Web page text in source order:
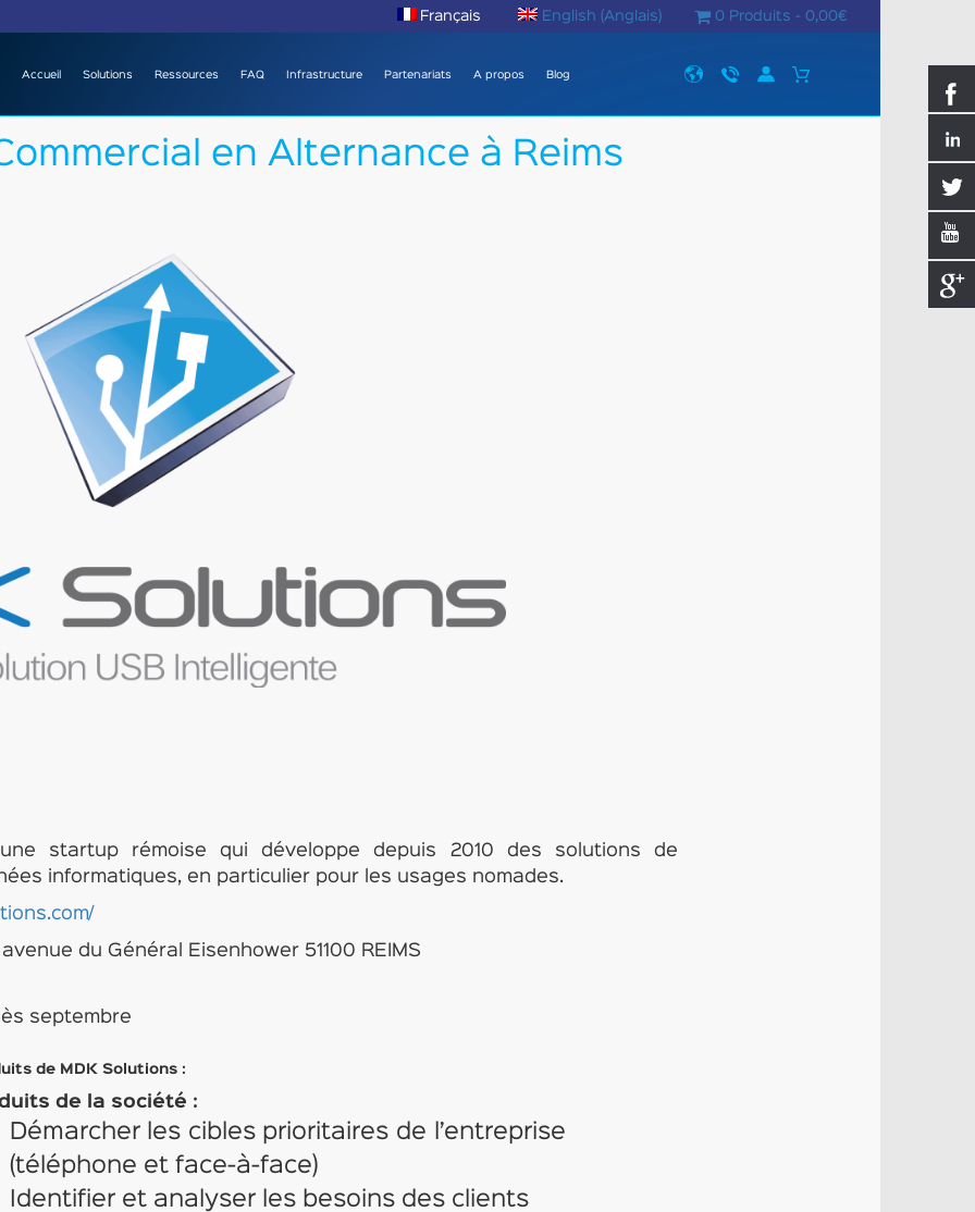
Français English ( Anglais) 0 Produits - 0,00€
Accueil Solutions Ressources FAQ Infrastructure Partenariats A propos Blog
en Alternance à Reims
startup rémoise qui développe depuis 2010 des solutions de
informatiques, en particulier pour les usages nomades.
du Général Eisenhower 51100 REIMS
septembre
de MDK Solutions :
de la société :
Démarcher les cibles prioritaires de l’entreprise
(téléphone et face-à-face)
Identifier et analyser les besoins des clients